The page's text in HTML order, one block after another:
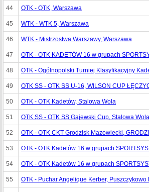
44 OTK - OTK, Warszawa
45 WTK - WTK 5, Warszawa
46 WTK - Mistrzostwa Warszawy, Warszawa
47 OTK - OTK KADETÓW 16 w grupach
48 OTK - Ogólnopolski Turniej Klasyfikacyjny
49 OTK SS - OTK SS U-16, WILSON CUP
50 OTK - OTK Kadetów, Stalowa Wola
51 OTK SS - OTK SS Gajewski Cup, Stalowa Wola
52 OTK - OTK CKT Grodzisk Mazowiecki,
53 OTK - OTK Kadetów 16 w grupach
54 OTK - OTK Kadetów 16 w grupach
55 OTK - Puchar Angelique Kerber, Puszczykowo